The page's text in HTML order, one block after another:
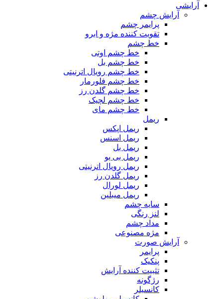
آرایشی
آرایش چشم
پرایمر چشم
تقویت کننده مژه و ابرو
خط چشم
خط چشم اوتی
خط چشم بل
خط چشم رویال اترنیتی
خط چشم فلورمار
خط چشم گلدن رز
خط چشم لچیک
خط چشم مای
ریمل
ریمل اپکس
ریمل اسنس
ریمل بل
ریمل بی یو
ریمل رویال اترنیتی
ریمل گلدن رز
ریمل لورال
ریمل میبلین
سایه چشم
لنز رنگی
مداد چشم
مژه مصنوعی
آرایش صورت
پرایمر
پنکیک
تثبیت کننده آرایش
رژگونه
کانسیلر